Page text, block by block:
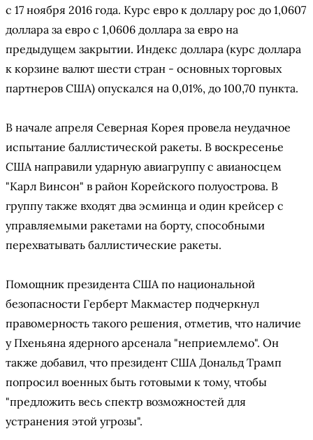
с 17 ноября 2016 года. Курс евро к доллару рос до 1,0607
доллара за евро с 1,0606 доллара за евро на
предыдущем закрытии. Индекс доллара (курс доллара
к корзине валют шести стран - основных торговых
партнеров США) опускался на 0,01%, до 100,70 пункта.
В начале апреля Северная Корея провела неудачное
испытание баллистической ракеты. В воскресенье
США направили ударную авиагруппу с авианосцем
"Карл Винсон" в район Корейского полуострова. В
группу также входят два эсминца и один крейсер с
управляемыми ракетами на борту, способными
перехватывать баллистические ракеты.
Помощник президента США по национальной
безопасности Герберт Макмастер подчеркнул
правомерность такого решения, отметив, что наличие
у Пхеньяна ядерного арсенала "неприемлемо". Он
также добавил, что президент США Дональд Трамп
попросил военных быть готовыми к тому, чтобы
"предложить весь спектр возможностей для
устранения этой угрозы".